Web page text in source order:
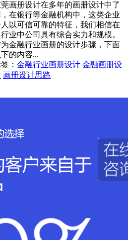
莞画册设计在多年的画册设计中了
在银行等金融机构中，这类企业
以可信可靠的特征，我们相信在
业中公司具有综合实力和规模。
金融行业画册的设计步骤，下面
下的内容...
： 金融行业画册设计 金融画册设
画册设计思路